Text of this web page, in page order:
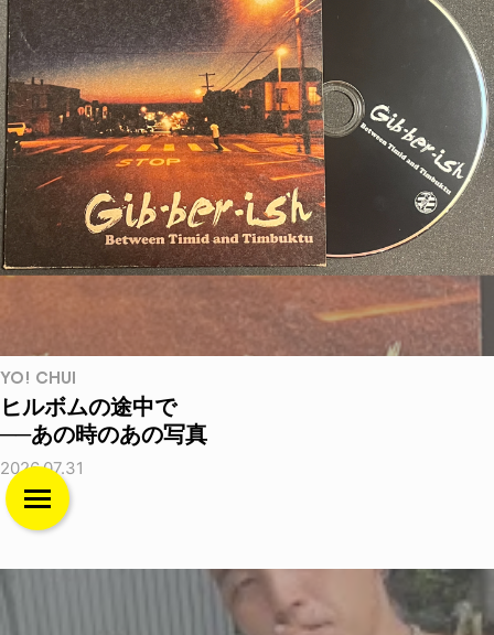
YO! CHUI
ヒルボムの途中で
──あの時のあの写真
2026.07.31